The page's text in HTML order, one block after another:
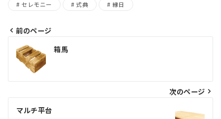
セレモニー 式典 縁日
稿
ナ
ビ
ゲ
前のページ
箱馬
次のページ
マルチ平台